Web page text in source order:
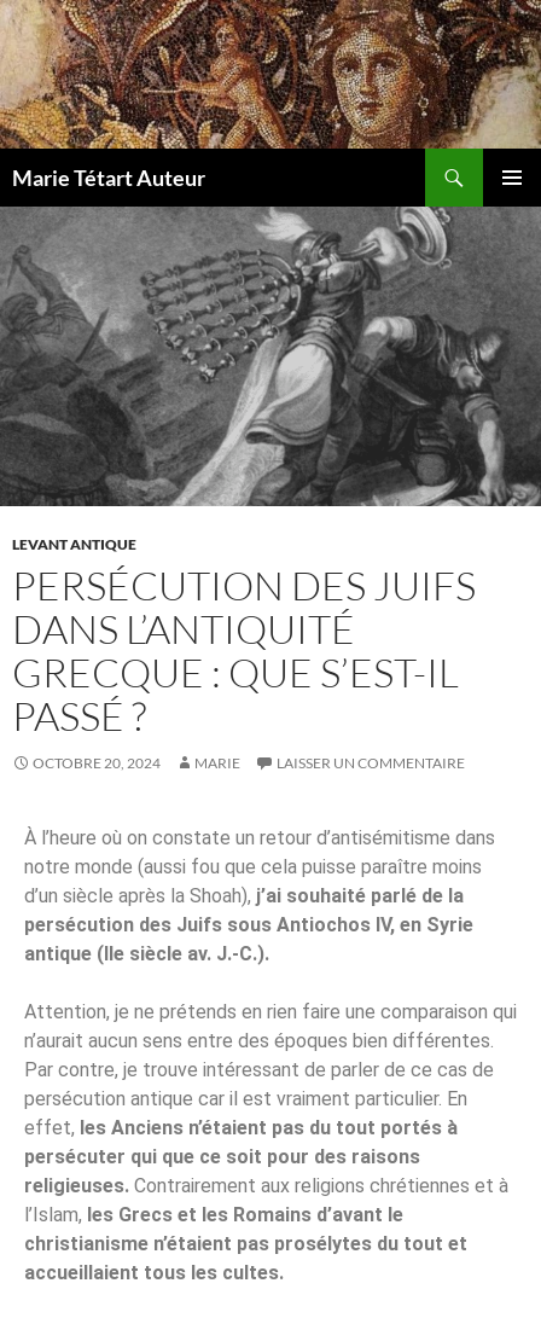
Marie Tétart Auteur
MENU
LEVANT ANTIQUE
PERSÉCUTION DES JUIFS
DANS L’ANTIQUITÉ
GRECQUE : QUE S’EST-IL
PASSÉ ?
OCTOBRE 20, 2024 MARIE LAISSER UN COMMENTAIRE
À l’heure où on constate un retour d’antisémitisme dans
notre monde (aussi fou que cela puisse paraître moins
d’un siècle après la Shoah), j’ai souhaité parlé de la
persécution des Juifs sous Antiochos IV, en Syrie
antique (IIe siècle av. J.-C.).
Attention, je ne prétends en rien faire une comparaison qui
n’aurait aucun sens entre des époques bien différentes.
Par contre, je trouve intéressant de parler de ce cas de
persécution antique car il est vraiment particulier. En
effet, les Anciens n’étaient pas du tout portés à
persécuter qui que ce soit pour des raisons
religieuses. Contrairement aux religions chrétiennes et à
l’Islam, les Grecs et les Romains d’avant le
christianisme n’étaient pas prosélytes du tout et
accueillaient tous les cultes.